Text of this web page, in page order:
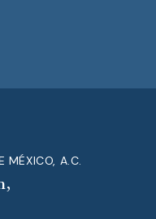
MÉXICO, A.C.